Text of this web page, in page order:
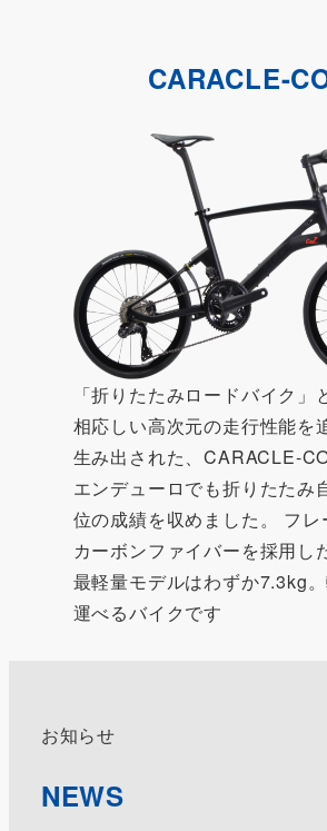
CARACLE-
「折りたたみロードバイク」
相応しい高次元の走行性能を
生み出された、CARACLE-
エンデューロでも折りたたみ
位の成績を収めました。 フレ
カーボンファイバーを採用し
最軽量モデルはわずか7.3kg
運べるバイクです
お知らせ
NEWS